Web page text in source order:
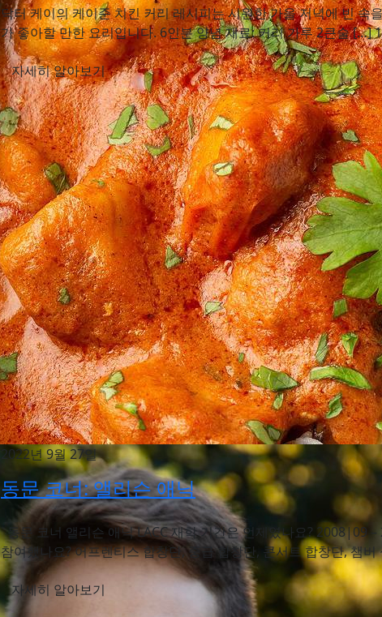
닥터 케이의 케이준 치킨 커리 레시피는 시원한 가을 저녁에 빈 속
가 좋아할 만한 요리입니다. 6인분 양념 재료: 커리 가루 2큰술 […]
자세히 알아보기
2022년 9월 27일
동문 코너: 앨리슨 애닉
동문 코너 앨리슨 애닉 LACC 재학 기간은 언제였나요? 2008|09
참여했나요? 어프렌티스 합창단, 중급 합창단, 콘서트 합창단, 챔
자세히 알아보기